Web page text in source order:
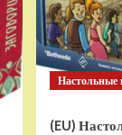
Настольные
(EU)